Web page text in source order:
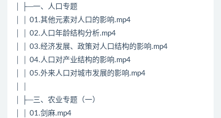
│ ├─一、人口专题
│ │ 01.其他元素对人口的影响.mp4
│ │ 02.人口年龄结构分析.mp4
│ │ 03.经济发展、政策对人口结构的影响.mp4
│ │ 04.人口对产业结构的影响.mp4
│ │ 05.外来人口对城市发展的影响.mp4
│ ├─三、农业专题（一）
│ │ 01.剑麻.mp4